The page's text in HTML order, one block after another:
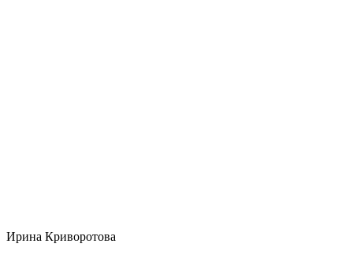
Ирина Криворотова